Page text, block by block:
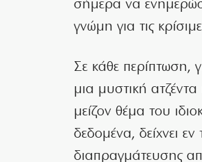
σήμερα να
γνώμη για τις
Σε κάθε περίπτωση,
μια μυστική
μείζον θέμα του
δεδομένα, δείχνει εν
διαπραγμάτευσης